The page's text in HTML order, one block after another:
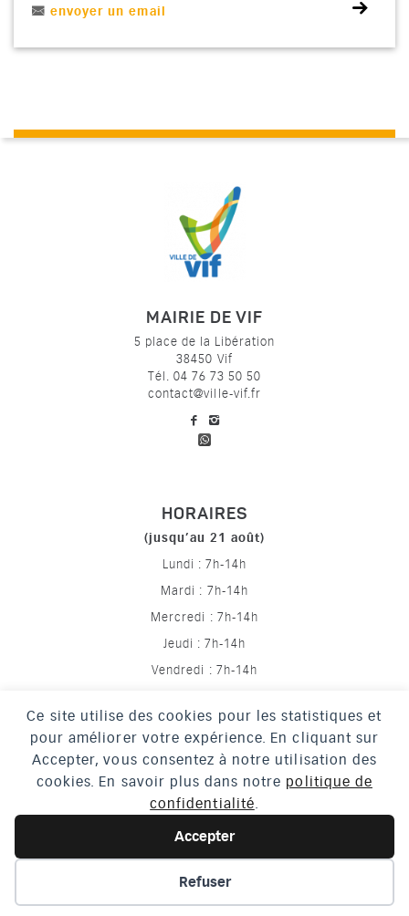
Ce site utilise des cookies pour les statistiques et
pour améliorer votre expérience. En cliquant sur
Accepter, vous consentez à notre utilisation des
cookies. En savoir plus dans notre politique de
confidentialité.
Accepter
Refuser
EN 1 CLIC
envoyer un email
MAIRIE DE VIF
5 place de la Libération
38450 Vif
Tél. 04 76 73 50 50
contact@ville-vif.fr
voir notre page facebook
HORAIRES
(jusqu’au 21 août)
Lundi : 7h-14h
Mardi : 7h-14h
Mercredi : 7h-14h
Jeudi : 7h-14h
Vendredi : 7h-14h
Mentions légales
Politique de confidentialité
Crédits
Accessibilité
Plan du site